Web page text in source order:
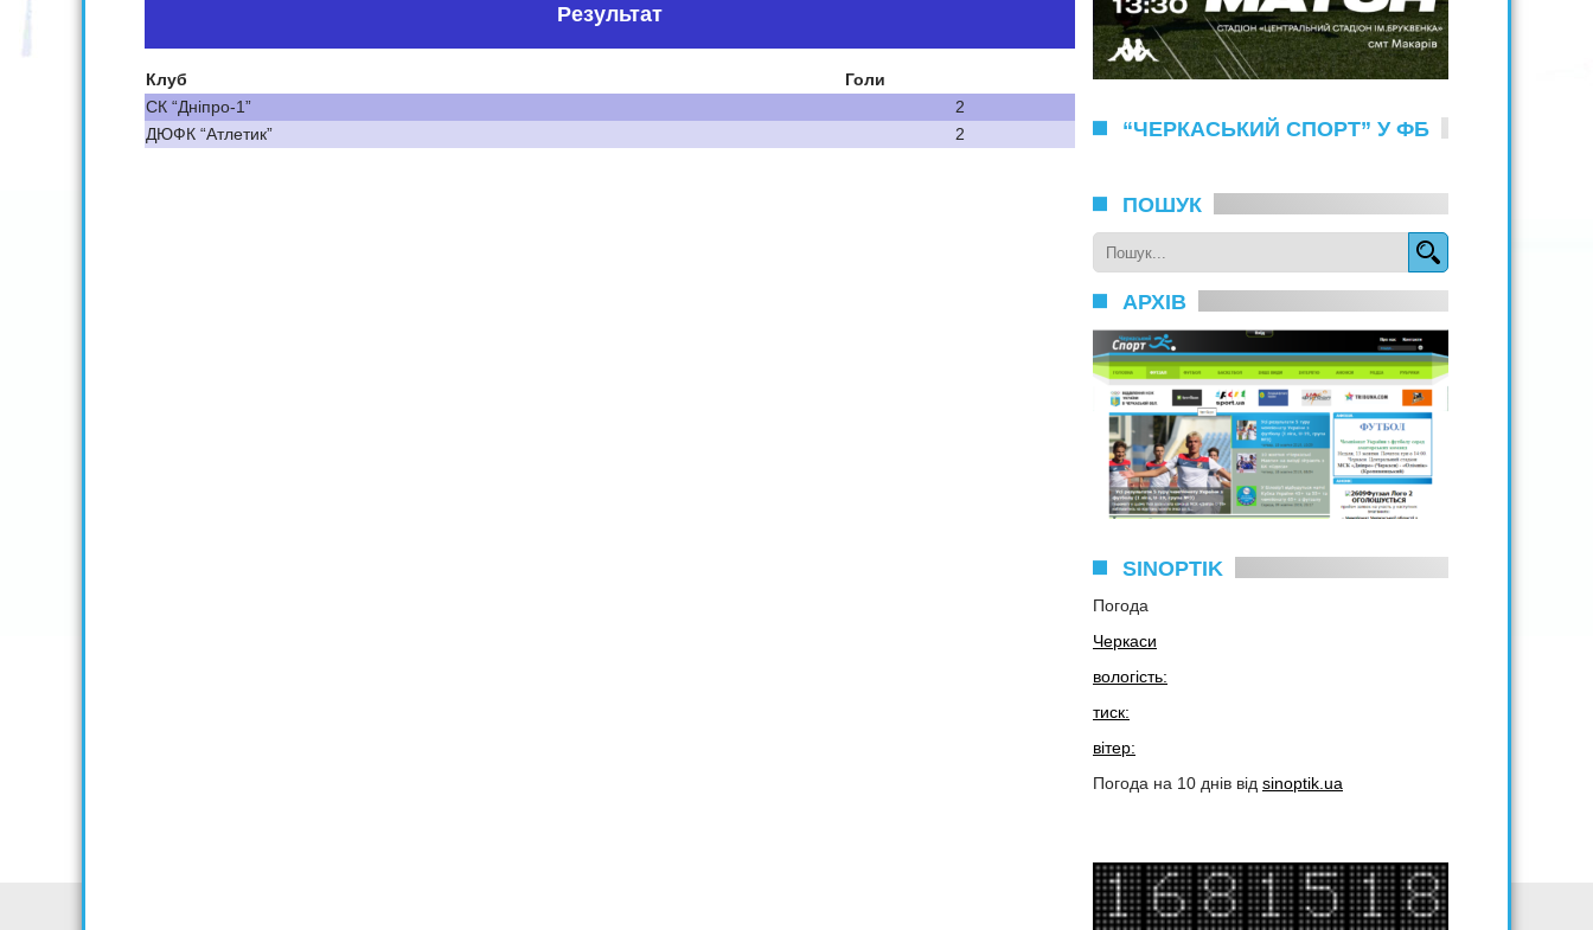
Результат
Клуб
Голи
СК “Дніпро-1”
2
ДЮФК “Атлетик”
2 “ЧЕРКАСЬКИЙ СПОРТ” У ФБ
ПОШУК
АРХІВ
SINOPTIK
Погода
Черкаси
вологість:
тиск:
вітер:
Погода на 10 днів від sinoptik.ua